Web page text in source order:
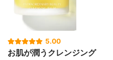
5.00
お肌が潤うクレンジング